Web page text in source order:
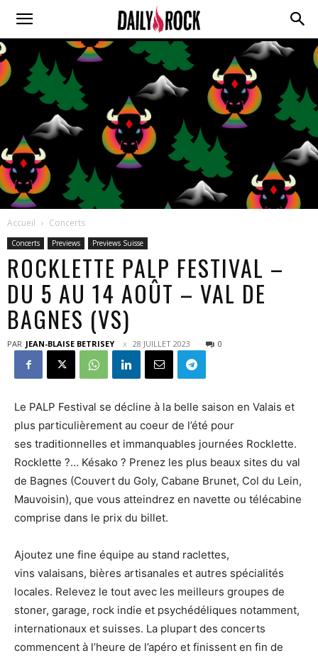
Accueil Concerts
Concerts Previews Previews Suisse
ROCKLETTE PALP FESTIVAL –
DU 5 AU 14 AOÛT – VAL DE
BAGNES (VS)
PAR JEAN-BLAISE BETRISEY 28 JUILLET 2023 0
Le PALP Festival se décline à la belle saison en Valais et
plus particulièrement au coeur de l’été pour
ses traditionnelles et immanquables journées Rocklette.
Rocklette ?… Késako ? Prenez les plus beaux sites du val
de Bagnes (Couvert du Goly, Cabane Brunet, Col du Lein,
Mauvoisin), que vous atteindrez en navette ou télécabine
comprise dans le prix du billet.
Ajoutez une fine équipe au stand raclettes,
vins valaisans, bières artisanales et autres spécialités
locales. Relevez le tout avec les meilleurs groupes de
stoner, garage, rock indie et psychédéliques notamment,
internationaux et suisses. La plupart des concerts
commencent à l’heure de l’apéro et finissent en fin de